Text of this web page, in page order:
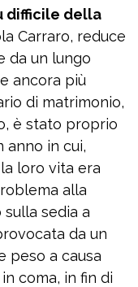
difficile della
Carraro, reduce
da un lungo
ancora più
di matrimonio,
è stato proprio
anno in cui,
loro vita era
alla
sedia a
da un
peso a causa
coma, in fin di